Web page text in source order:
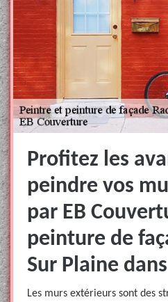
Profitez les
peindre vos
par EB
peinture de
Sur Plaine
Les murs extérieurs sont des